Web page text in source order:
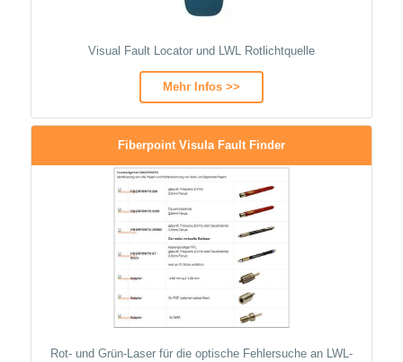
Visual Fault Locator und LWL Rotlichtquelle
Mehr Infos >>
Fiberpoint Visula Fault Finder
Rot- und Grün-Laser für die optische Fehlersuche an LWL-